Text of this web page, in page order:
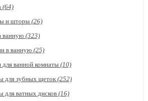
(64)
и шторы (26)
ванную (323)
в ванную (25)
ванной комнаты (10)
для зубных щеток (252)
для ватных дисков (16)